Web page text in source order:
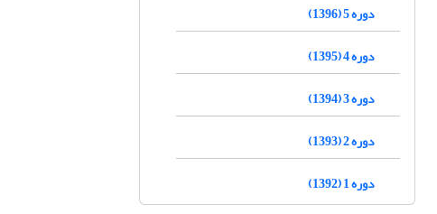
دوره 5 (1396)
دوره 4 (1395)
دوره 3 (1394)
دوره 2 (1393)
دوره 1 (1392)